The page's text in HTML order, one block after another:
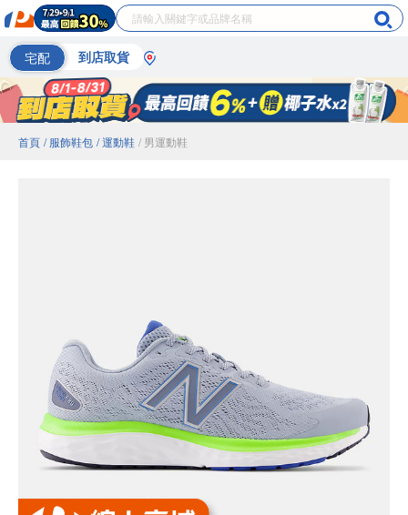
宅配 到店取貨
首頁 / 服飾鞋包 / 運動鞋 / 男運動鞋